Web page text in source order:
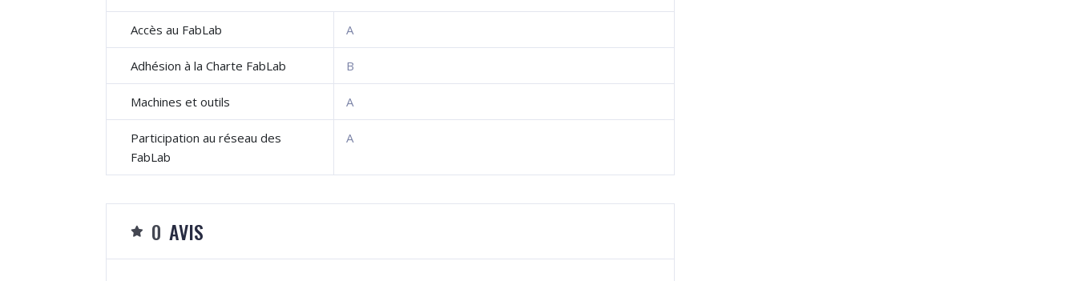
Accès au FabLab A
Adhésion à la Charte FabLab B
Machines et outils A
Participation au réseau des
FabLab
A
0 AVIS